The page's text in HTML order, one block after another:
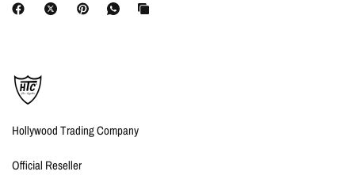
Hollywood Trading Company
Official Reseller